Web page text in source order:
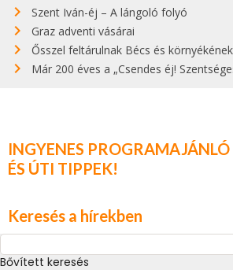
Szent Iván-éj – A lángoló folyó
Graz adventi vásárai
Ősszel feltárulnak Bécs és környékének
Már 200 éves a „Csendes éj!
INGYENES PROGRAMAJÁNLÓ
ÉS ÚTI TIPPEK!
Keresés a hírekben
Bővített keresés